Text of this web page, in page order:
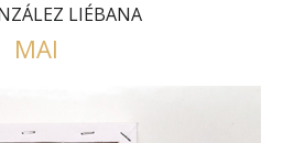
LIÉBANA
MAI